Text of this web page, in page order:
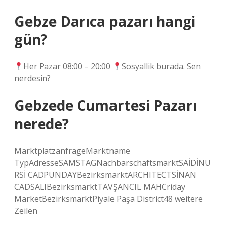
Gebze Darıca pazarı hangi
gün?
Her Pazar 08:00 – 20:00
Sosyallik burada. Sen
nerdesin?
Gebzede Cumartesi Pazarı
nerede?
MarktplatzanfrageMarktname
TypAdresseSAMSTAGNachbarschaftsmarktSAİDİNU
RSİ CADPUNDAYBezirksmarktARCHITECTSİNAN
CADSALIBezirksmarktTAVŞANCIL MAHCriday
MarketBezirksmarktPiyale Paşa District48 weitere
Zeilen